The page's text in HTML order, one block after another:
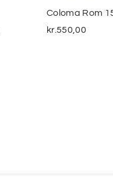
Coloma Rom
kr.550,00